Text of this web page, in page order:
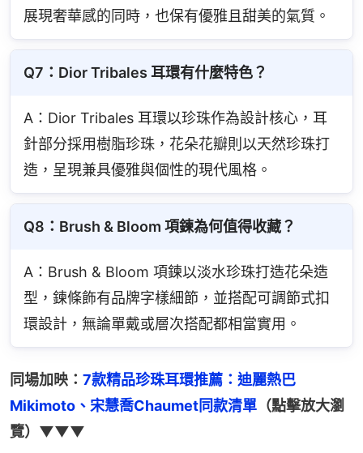
展現奢華感的同時，也保有優雅且甜美的氣質。
Q7：Dior Tribales 耳環有什麼特色？
A：Dior Tribales 耳環以珍珠作為設計核心，耳
針部分採用樹脂珍珠，花朵花瓣則以天然珍珠打
造，呈現兼具優雅與個性的現代風格。
Q8：Brush & Bloom 項鍊為何值得收藏？
A：Brush & Bloom 項鍊以淡水珍珠打造花朵造
型，鍊條飾有品牌字樣細節，並搭配可調節式扣
環設計，無論單戴或層次搭配都相當實用。
同場加映： 7款精品珍珠耳環推薦：迪麗熱巴
Mikimoto、宋慧喬Chaumet同款清單 （點擊放大瀏
覽）▼▼▼